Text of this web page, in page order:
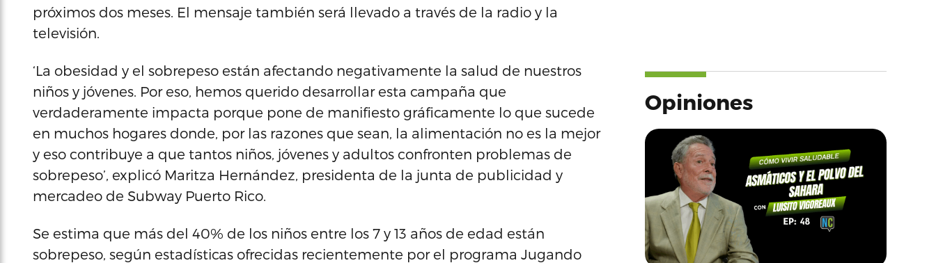
próximos dos meses. El mensaje también será llevado a través de la radio y la
televisión.
‘La obesidad y el sobrepeso están afectando negativamente la salud de nuestros
niños y jóvenes. Por eso, hemos querido desarrollar esta campaña que
verdaderamente impacta porque pone de manifiesto gráficamente lo que sucede
en muchos hogares donde, por las razones que sean, la alimentación no es la mejor
y eso contribuye a que tantos niños, jóvenes y adultos confronten problemas de
sobrepeso’, explicó Maritza Hernández, presidenta de la junta de publicidad y
mercadeo de Subway Puerto Rico.
Se estima que más del 40% de los niños entre los 7 y 13 años de edad están
sobrepeso, según estadísticas ofrecidas recientemente por el programa Jugando
Opiniones